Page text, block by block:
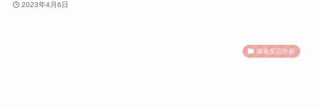
2023年4月6日
嗅覚反応分析